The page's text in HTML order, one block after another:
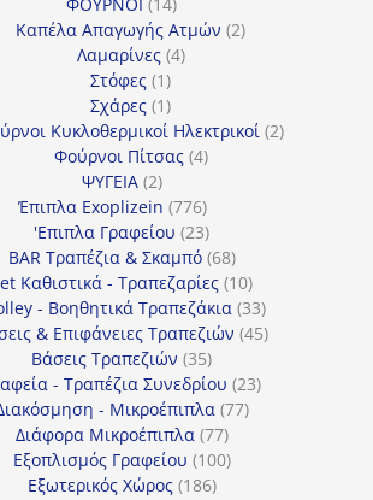
προϊόντα
Καπέλα Απαγωγής Ατμών 22
Λαμαρίνες 44
Στόφες 11
προϊόν
Σχάρες 11
προϊόν
Κυκλοθερμικοί Ηλεκτρικοί 22
Φούρνοι Πίτσας 44
ΨΥΓΕΙΑ 22
προϊόντα
Έπιπλα Exoplizein 776776
προϊόντα
'Επιπλα Γραφείου 2323
προϊόντα
BAR Τραπέζια & Σκαμπό 6868
προϊόντα
Καθιστικά - Τραπεζαρίες 1010
προϊόντα
- Βοηθητικά Τραπεζάκια 3333
προϊόντα
& Επιφάνειες Τραπεζιών 4545
Βάσεις Τραπεζιών 3535
προϊόντα
- Τραπέζια Συνεδρίου 2323
- Μικροέπιπλα 7777
Διάφορα Μικροέπιπλα 7777
προϊόντα
Εξοπλισμός Γραφείου 100100
Εξωτερικός Χώρος 186186